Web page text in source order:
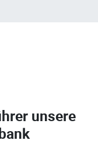
unsere